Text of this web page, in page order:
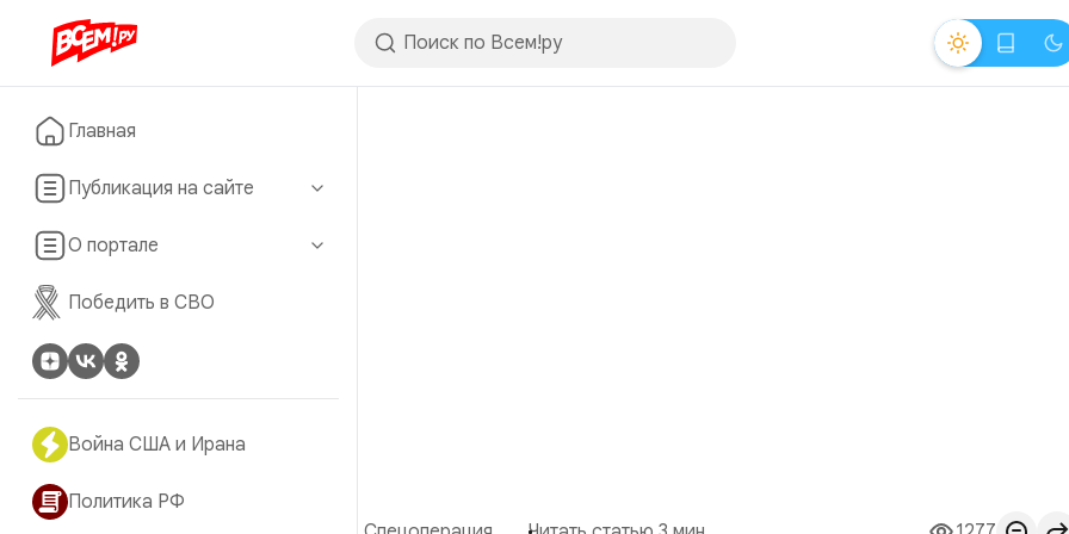
Главная
Публикация на сайте
О портале
Победить в СВО
Война США и Ирана
Политика РФ